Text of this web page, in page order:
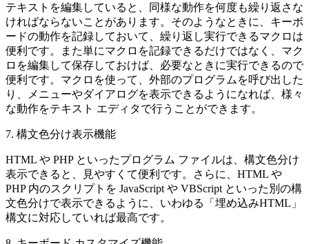
テキストを編集していると、同様な動作を何度も繰り返さな
ければならないことがあります。そのようなときに、キーボ
ードの動作を記録しておいて、繰り返し実行できるマクロは
便利です。また単にマクロを記録できるだけではなく、マク
ロを編集して保存しておけば、必要なときに実行できるので
便利です。マクロを使って、外部のプログラムを呼び出した
り、メニューやダイアログを表示できるようになれば、様々
な動作をテキスト エディタで行うことができます。
7. 構文色分け表示機能
HTML や PHP といったプログラム ファイルは、構文色分け
表示できると、見やすくて便利です。さらに、HTML や
PHP 内のスクリプトを JavaScript や VBScript といった別の構
文色分けで表示できるように、いわゆる「埋め込みHTML」
構文に対応していれば最高です。